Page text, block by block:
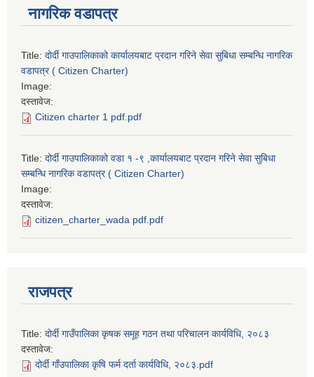
नागरिक वडापत्र
Title: दोर्दी गाउपालिकाको कार्यालयबाट प्रदान गरिने सेवा सुबिधा सम्बन्धि नागरिक
वडापत्र ( Citizen Charter)
Image:
दस्तावेज:
Citizen charter 1 pdf.pdf
Title: दोर्दी गाउपालिकाको वडा १ -९ ,कार्यालयबाट प्रदान गरिने सेवा सुबिधा
सम्बन्धि नागरिक वडापत्र ( Citizen Charter)
Image:
दस्तावेज:
citizen_charter_wada pdf.pdf
राजपत्र
Title: दोर्दी गाउँपालिका कृषक समूह गठन तथा परिचालन कार्यविधि, २०८३
दस्तावेज:
दोर्दी गाँउपालिका कृषि फर्म दर्ता कार्यविधि, २०८३.pdf